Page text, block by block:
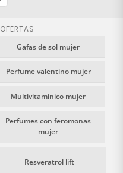
la higiene íntima
Gafas de sol mujer
Perfume valentino mujer
Multivitaminico mujer
Perfumes con feromonas
mujer
Resveratrol lift